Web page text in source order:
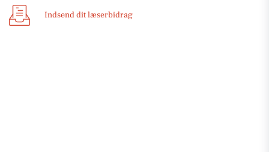
Indsend dit læserbidrag